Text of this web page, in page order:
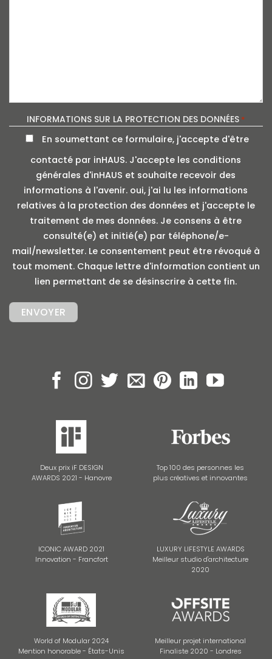
INFORMATIONS SUR LA PROTECTION DES DONNÉES *
En soumettant ce formulaire, j'accepte d'être
contacté par inHAUS. J'accepte les conditions
générales d'inHAUS et souhaite recevoir des
informations à l'avenir. oui, j'ai lu les informations
relatives à la protection des données et j'accepte le
traitement de mes données. Je consens à être
consulté(e) et initié(e) par téléphone/e-
mail/newsletter. Le consentement peut être révoqué à
tout moment. Chaque lettre d'information contient un
lien permettant de se désinscrire à cette fin.
Deux prix iF DESIGN
AWARDS 2021 - Hanovre
Top 100 des personnes les
plus créatives et innovantes
ICONIC AWARD 2021
Innovation - Francfort
LUXURY LIFESTYLE AWARDS
Meilleur studio d'architecture
2020
World of Modular 2024
Mention honorable - États-Unis
Meilleur projet international
Finaliste 2020 - Londres